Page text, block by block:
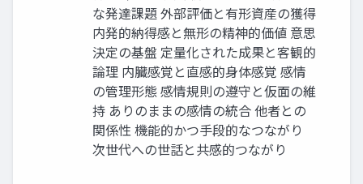
な発達課題 外部評価と有形資産の獲得
内発的納得感と無形の精神的価値 意思
決定の基盤 定量化された成果と客観的
論理 内臓感覚と直感的身体感覚 感情
の管理形態 感情規則の遵守と仮面の維
持 ありのままの感情の統合 他者との
関係性 機能的かつ手段的なつながり
次世代への世話と共感的つながり